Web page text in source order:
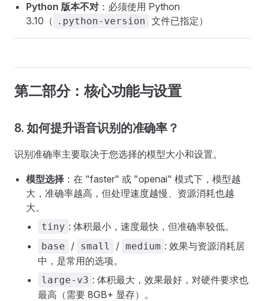
Python 版本不对 ：必须使用 Python
3.10（ .python-version 文件已指定）
第二部分：核心功能与设置
8. 如何提升语音识别的准确率？
识别准确率主要取决于您选择的模型大小和设置。
模型选择 ：在 "faster" 或 "openai" 模式下，模型越
大，准确率越高，但处理速度越慢、资源消耗也越
大。
tiny : 体积最小，速度最快，但准确率较低。
base / small / medium : 效果与资源消耗居
中，是常用的选项。
large-v3 : 体积最大，效果最好，对硬件要求也
最高（需要 8GB+ 显存）。